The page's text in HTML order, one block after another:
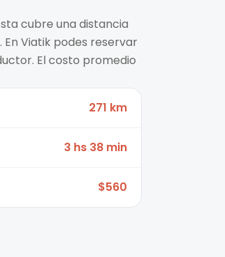
cubre una distancia
En Viatik podes reservar
El costo promedio
271 km
3 hs 38 min
$560